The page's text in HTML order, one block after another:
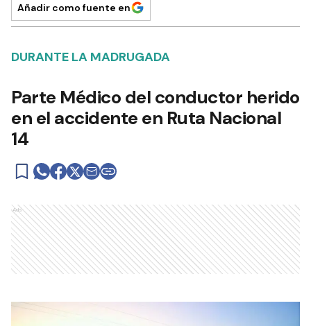
Añadir como fuente en
DURANTE LA MADRUGADA
Parte Médico del conductor herido
en el accidente en Ruta Nacional
14
Ads